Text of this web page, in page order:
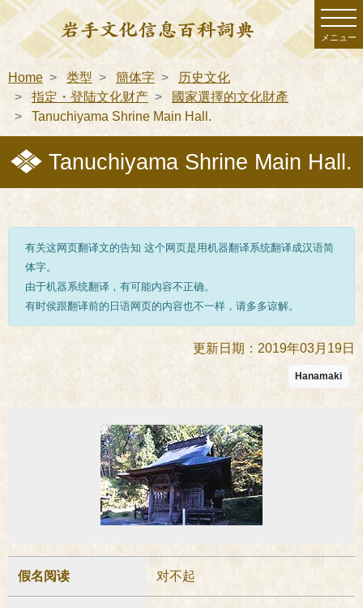
メニュー
Home 类型 簡体字
历史文化
指定・登陆文化财产
國家選擇的文化財產
Tanuchiyama Shrine Main Hall.
Tanuchiyama Shrine Main Hall.
有关这网页翻译文的告知 这个网页是用机器翻译系统翻译成汉语简
体字。
由于机器系统翻译，有可能内容不正确。
有时侯跟翻译前的日语网页的内容也不一样，请多多谅解。
更新日期：2019年03月19日
Hanamaki
假名阅读 对不起